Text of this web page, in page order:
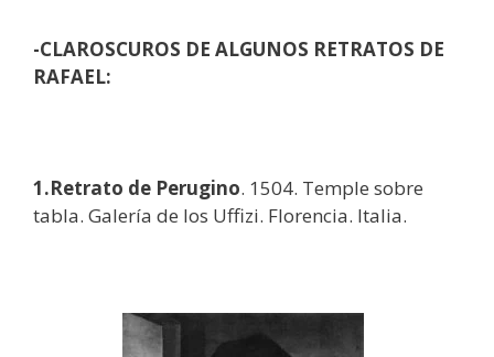
-CLAROSCUROS DE ALGUNOS RETRATOS DE
RAFAEL:
1.Retrato de Perugino. 1504. Temple sobre
tabla. Galería de los Uffizi. Florencia. Italia.